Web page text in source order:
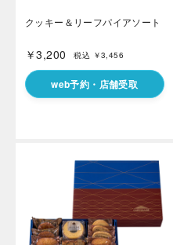
クッキー＆リーフパイアソート
￥3,200 税込 ￥3,456
web予約・店舗受取